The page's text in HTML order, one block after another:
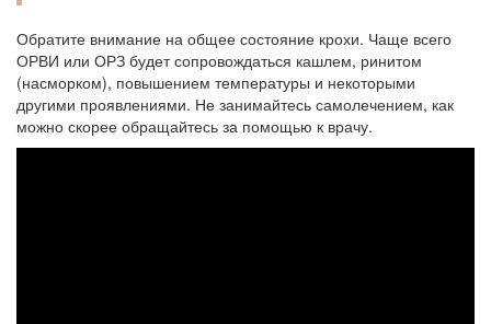
Обратите внимание на общее состояние крохи. Чаще всего
ОРВИ или ОРЗ будет сопровождаться кашлем, ринитом
(насморком), повышением температуры и некоторыми
другими проявлениями. Не занимайтесь самолечением, как
можно скорее обращайтесь за помощью к врачу.